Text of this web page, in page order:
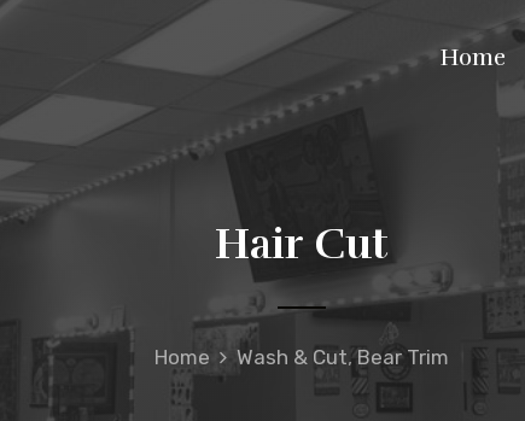
Home
Hair Cut
Home Wash & Cut,Bear Trim